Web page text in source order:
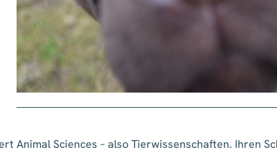
Animal Sciences – also Tierwissenschaften. Ihren